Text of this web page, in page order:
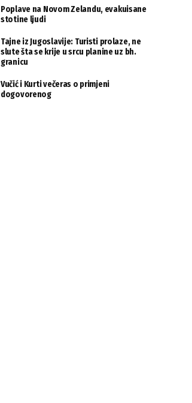
Poplave na Novom Zelandu, evakuisane
stotine ljudi
Tajne iz Jugoslavije: Turisti prolaze, ne
slute šta se krije u srcu planine uz bh.
granicu
Vučić i Kurti večeras o primjeni
dogovorenog